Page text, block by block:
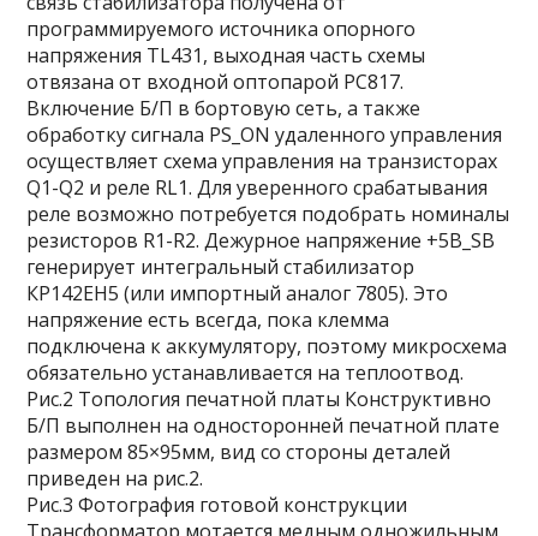
программируемого источника опорного
напряжения TL431, выходная часть схемы
отвязана от входной оптопарой PC817.
Включение Б/П в бортовую сеть, а также
обработку сигнала PS_ON удаленного управления
осуществляет схема управления на транзисторах
Q1-Q2 и реле RL1. Для уверенного срабатывания
реле возможно потребуется подобрать номиналы
резисторов R1-R2. Дежурное напряжение +5В_SB
генерирует интегральный стабилизатор
КР142ЕН5 (или импортный аналог 7805). Это
напряжение есть всегда, пока клемма
подключена к аккумулятору, поэтому микросхема
обязательно устанавливается на теплоотвод.
Рис.2 Топология печатной платы Конструктивно
Б/П выполнен на односторонней печатной плате
размером 85×95мм, вид со стороны деталей
приведен на рис.2.
Рис.3 Фотография готовой конструкции